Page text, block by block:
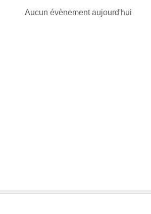
Aucun évènement aujourd'hui